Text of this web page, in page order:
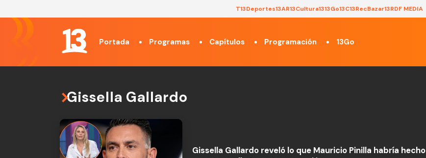
T13Deportes13AR13Cultura1313Go13C13RecBazar13RDF MEDIA
Portada Programas Capítulos Programación 13Go
Gissella Gallardo
Gissella Gallardo reveló lo que Mauricio Pinilla habría hecho